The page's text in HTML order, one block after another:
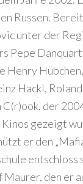
Russen.
unter der
Pepe
Henry
Hackl,
der
gezeigt
er den
den er